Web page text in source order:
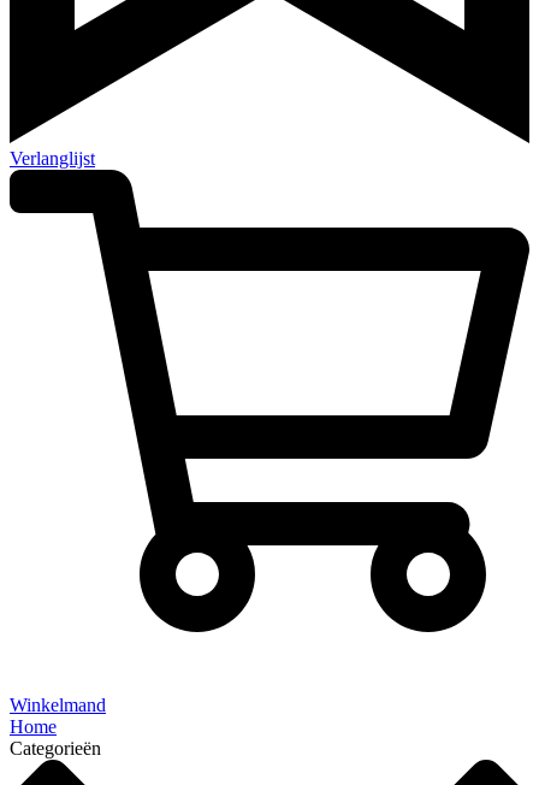
Verlanglijst
Winkelmand
Home
Categorieën